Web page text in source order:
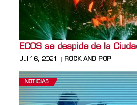
ECOS se despide de la
Jul 16, 2021 ROCK AND POP
NOTICIAS